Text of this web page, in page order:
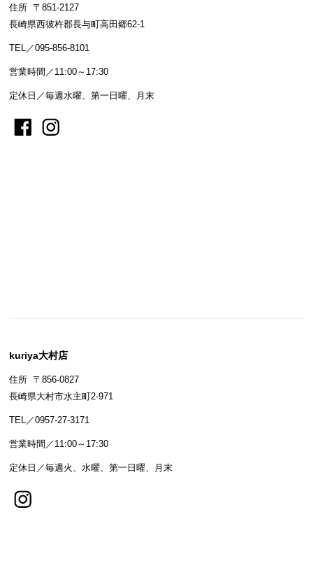
住所 〒851-2127
長崎県西彼杵郡長与町高田郷62-1
TEL／095-856-8101
営業時間／11:00～17:30
定休日／毎週水曜、第一日曜、月末
kuriya大村店
住所 〒856-0827
長崎県大村市水主町2-971
TEL／0957-27-3171
営業時間／11:00～17:30
定休日／毎週火、水曜、第一日曜、月末